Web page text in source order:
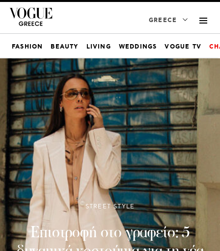
GREECE
FASHION BEAUTY LIVING WEDDINGS VOGUE TV
STREET STYLE
Επιστροφή στο γραφείο: 5